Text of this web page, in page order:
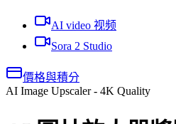
AI video 视频
Sora 2 Studio
價格與積分
AI Image Upscaler - 4K Quality